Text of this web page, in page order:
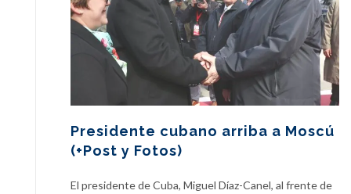
Presidente cubano arriba a Moscú
(+Post y Fotos)
El presidente de Cuba, Miguel Díaz-Canel, al frente de